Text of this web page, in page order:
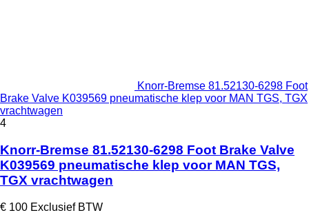
Knorr-Bremse 81.52130-6298 Foot
Brake Valve K039569 pneumatische klep voor MAN TGS, TGX
vrachtwagen
4
Knorr-Bremse 81.52130-6298 Foot Brake Valve
K039569 pneumatische klep voor MAN TGS,
TGX vrachtwagen
€ 100 Exclusief BTW